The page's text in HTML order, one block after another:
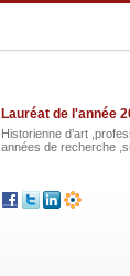
Lauréat de l'année
Historienne d’art
années de recherche